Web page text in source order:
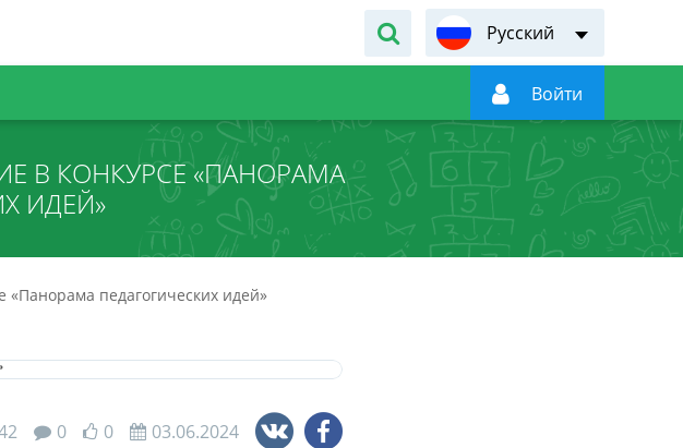
Русский
 Войти
В КОНКУРСЕ «ПАНОРАМА
ИДЕЙ»
«Панорама педагогических идей»
0 0 03.06.2024